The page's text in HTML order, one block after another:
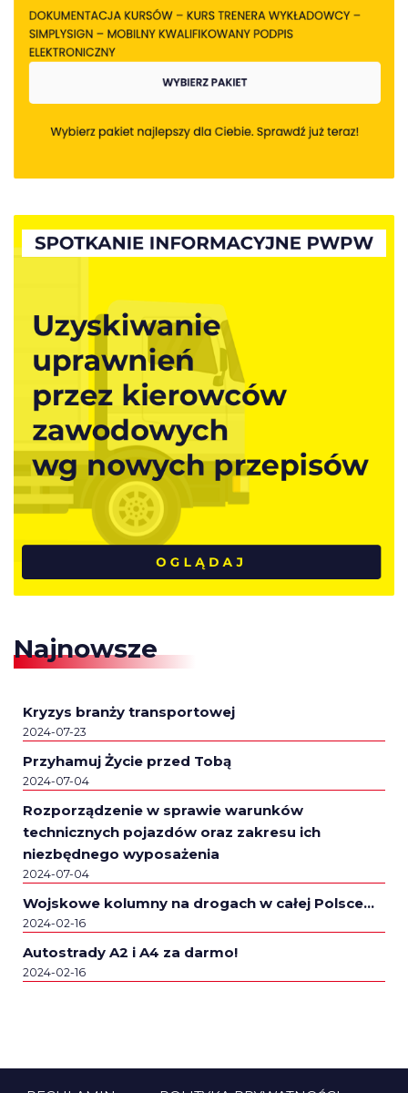
Najnowsze
Kryzys branży transportowej
2024-07-23
Przyhamuj Życie przed Tobą
2024-07-04
Rozporządzenie w sprawie warunków
technicznych pojazdów oraz zakresu ich
niezbędnego wyposażenia
2024-07-04
Wojskowe kolumny na drogach w całej Polsce…
2024-02-16
Autostrady A2 i A4 za darmo!
2024-02-16